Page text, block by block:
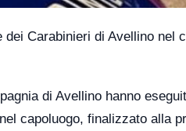
dei Carabinieri di Avellino
di Avellino hanno
capoluogo, finalizzato alla